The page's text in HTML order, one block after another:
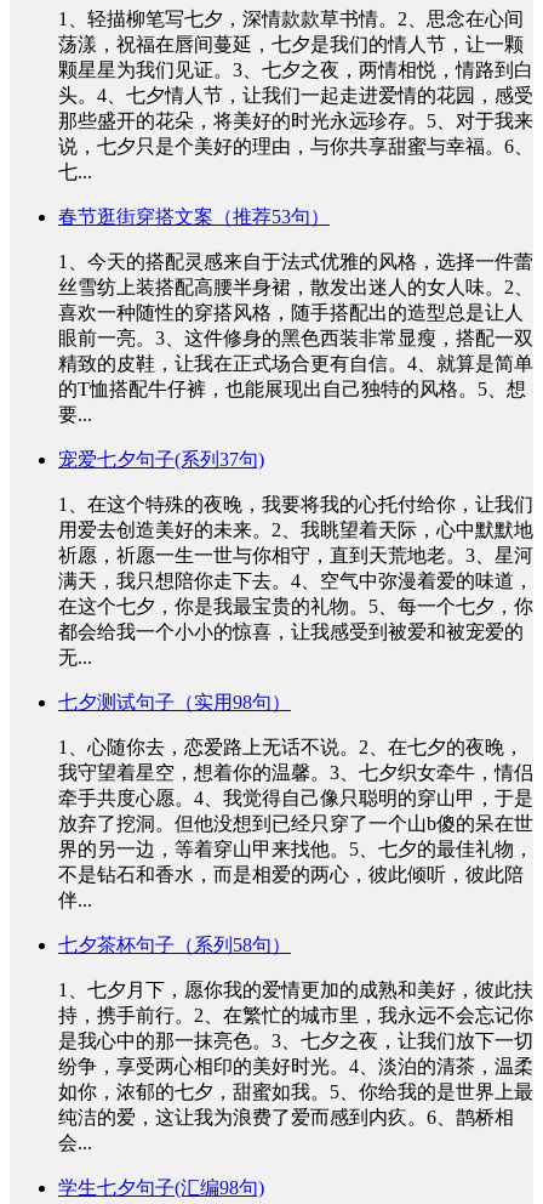
1、轻描柳笔写七夕，深情款款草书情。2、思念在心间
荡漾，祝福在唇间蔓延，七夕是我们的情人节，让一颗
颗星星为我们见证。3、七夕之夜，两情相悦，情路到白
头。4、七夕情人节，让我们一起走进爱情的花园，感受
那些盛开的花朵，将美好的时光永远珍存。5、对于我来
说，七夕只是个美好的理由，与你共享甜蜜与幸福。6、
七...
春节逛街穿搭文案（推荐53句）
1、今天的搭配灵感来自于法式优雅的风格，选择一件蕾
丝雪纺上装搭配高腰半身裙，散发出迷人的女人味。2、
喜欢一种随性的穿搭风格，随手搭配出的造型总是让人
眼前一亮。3、这件修身的黑色西装非常显瘦，搭配一双
精致的皮鞋，让我在正式场合更有自信。4、就算是简单
的T恤搭配牛仔裤，也能展现出自己独特的风格。5、想
要...
宠爱七夕句子(系列37句)
1、在这个特殊的夜晚，我要将我的心托付给你，让我们
用爱去创造美好的未来。2、我眺望着天际，心中默默地
祈愿，祈愿一生一世与你相守，直到天荒地老。3、星河
满天，我只想陪你走下去。4、空气中弥漫着爱的味道，
在这个七夕，你是我最宝贵的礼物。5、每一个七夕，你
都会给我一个小小的惊喜，让我感受到被爱和被宠爱的
无...
七夕测试句子（实用98句）
1、心随你去，恋爱路上无话不说。2、在七夕的夜晚，
我守望着星空，想着你的温馨。3、七夕织女牵牛，情侣
牵手共度心愿。4、我觉得自己像只聪明的穿山甲，于是
放弃了挖洞。但他没想到已经只穿了一个山b傻的呆在世
界的另一边，等着穿山甲来找他。5、七夕的最佳礼物，
不是钻石和香水，而是相爱的两心，彼此倾听，彼此陪
伴...
七夕茶杯句子（系列58句）
1、七夕月下，愿你我的爱情更加的成熟和美好，彼此扶
持，携手前行。2、在繁忙的城市里，我永远不会忘记你
是我心中的那一抹亮色。3、七夕之夜，让我们放下一切
纷争，享受两心相印的美好时光。4、淡泊的清茶，温柔
如你，浓郁的七夕，甜蜜如我。5、你给我的是世界上最
纯洁的爱，这让我为浪费了爱而感到内疚。6、鹊桥相
会...
学生七夕句子(汇编98句)